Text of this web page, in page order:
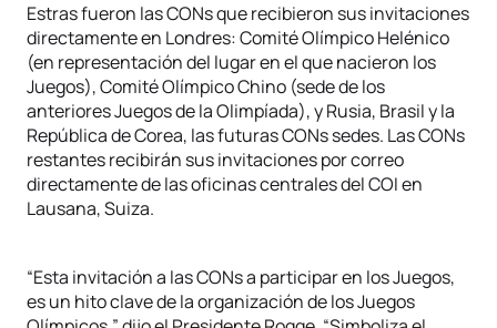
Estras fueron las CONs que recibieron sus invitaciones
directamente en Londres: Comité Olímpico Helénico
(en representación del lugar en el que nacieron los
Juegos), Comité Olímpico Chino (sede de los
anteriores Juegos de la Olimpíada), y Rusia, Brasil y la
República de Corea, las futuras CONs sedes. Las CONs
restantes recibirán sus invitaciones por correo
directamente de las oficinas centrales del COI en
Lausana, Suiza.
“Esta invitación a las CONs a participar en los Juegos,
es un hito clave de la organización de los Juegos